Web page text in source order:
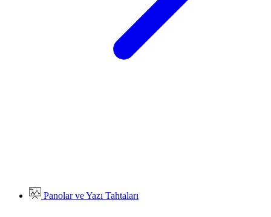
Panolar ve Yazı Tahtaları